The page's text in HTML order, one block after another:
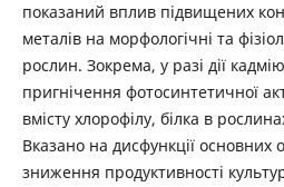
показаний вплив підвищених
металів на морфологічні та
рослин. Зокрема, у разі дії
пригнічення фотосинтетичної
вмісту хлорофілу, білка в
Вказано на дисфункції основних
зниження продуктивності